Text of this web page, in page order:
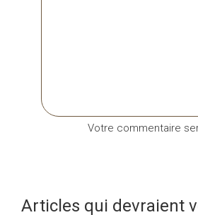
Votre commentaire
Articles qui devraient